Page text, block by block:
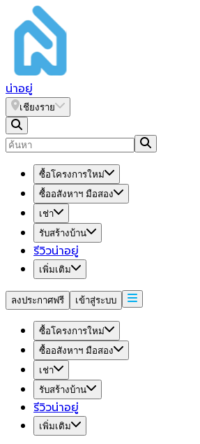
น่าอยู่
เชียงราย
ซื้อโครงการใหม่
ซื้ออสังหาฯ มือสอง
เช่า
รับสร้างบ้าน
รีวิวน่าอยู่
เพิ่มเติม
ลงประกาศฟรี เข้าสู่ระบบ
ซื้อโครงการใหม่
ซื้ออสังหาฯ มือสอง
เช่า
รับสร้างบ้าน
รีวิวน่าอยู่
เพิ่มเติม